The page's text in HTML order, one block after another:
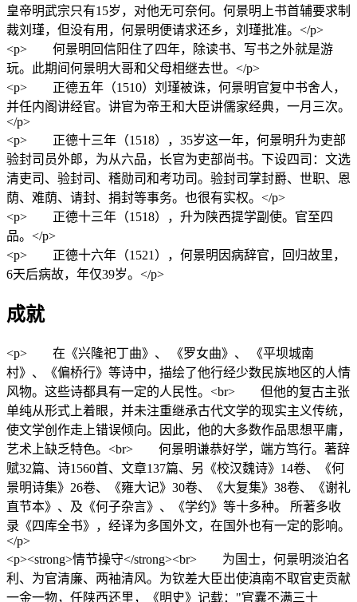
皇帝明武宗只有15岁，对他无可奈何。何景明上书首辅要求制
裁刘瑾，但没有用，何景明便请求还乡，刘瑾批准。</p>
<p> 何景明回信阳住了四年，除读书、写书之外就是游
玩。此期间何景明大哥和父母相继去世。</p>
<p> 正德五年（1510）刘瑾被诛，何景明官复中书舍人，
并任内阁讲经官。讲官为帝王和大臣讲儒家经典，一月三次。
</p>
<p> 正德十三年（1518），35岁这一年，何景明升为吏部
验封司员外郎，为从六品，长官为吏部尚书。下设四司：文选
清吏司、验封司、稽勋司和考功司。验封司掌封爵、世职、恩
荫、难荫、请封、捐封等事务。也很有实权。</p>
<p> 正德十三年（1518），升为陕西提学副使。官至四
品。</p>
<p> 正德十六年（1521），何景明因病辞官，回归故里，
6天后病故，年仅39岁。</p>
成就
<p> 在《兴隆祀丁曲》、 《罗女曲》、 《平坝城南
村》、《偏桥行》等诗中，描绘了他行经少数民族地区的人情
风物。这些诗都具有一定的人民性。<br> 但他的复古主张
单纯从形式上着眼，并未注重继承古代文学的现实主义传统，
使文学创作走上错误倾向。因此，他的大多数作品思想平庸，
艺术上缺乏特色。<br> 何景明谦恭好学，端方笃行。著辞
赋32篇、诗1560首、文章137篇、另《校汉魏诗》14卷、《何
景明诗集》26卷、《雍大记》30卷、《大复集》38卷、《谢礼
直节本》、及《何子杂言》、《学约》等十多种。 所著多收
录《四库全书》，经译为多国外文，在国外也有一定的影响。
</p>
<p><strong>情节操守</strong><br> 为国士，何景明淡泊名
利、为官清廉、两袖清风。为钦差大臣出使滇南不取官吏贡献
一金一物，任陕西还里，《明史》记载："官囊不满三十